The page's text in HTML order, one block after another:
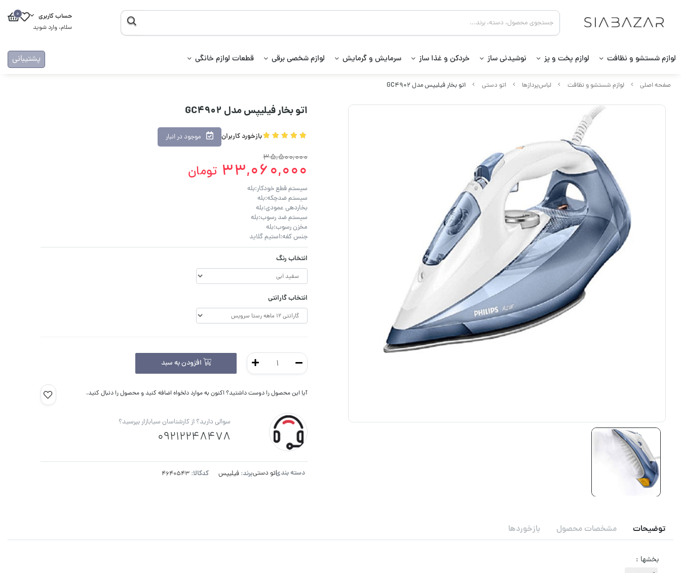
حساب کاربری
سلام، وارد شوید
0
لوازم شستشو و نظافت لوازم پخت و پز نوشیدنی ساز خردکن و غذا ساز سرمایش و گرمایش لوازم شخصی برقی قطعات لوازم خانگی پشتیبانی
صفحه اصلی لوازم شستشو و نظافت لباس‌پردازها اتو دستی اتو بخار فیلیپس مدل GC4902
اتو بخار فیلیپس مدل GC4902
بازخورد کاربران موجود در انبار
35,500,000
33,060,000 تومان
سیستم قطع خودکار:بله
سیستم ضدچکه:بله
بخاردهی عمودی:بله
سیستم ضد رسوب:بله
مخزن رسوب:بله
جنس کفه:استیم گلاید
انتخاب رنگ
انتخاب گارانتی
افزودن به سبد
آیا این محصول را دوست داشتید؟ اکنون به موارد دلخواه اضافه کنید و محصول را دنبال کنید.
سوالی دارید؟ از کارشناسان سیابازار بپرسید؟
09212248478
دسته بندی:اتو دستیبرند: فیلیپس کدکالا:
توضیحات مشخصات محصول بازخوردها
بخشها :